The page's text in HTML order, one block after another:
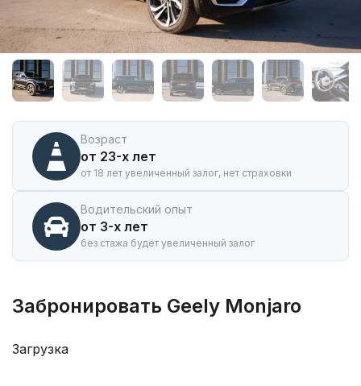
Аренда
автомобиля
Geely
Monjaro
Иркутске
Возраст
от 23-х лет
от 18 лет увеличенный залог, нет страховки
Водительский опыт
от 3-х лет
без стажа будет увеличенный залог
Забронировать Geely Monjaro
Загрузка